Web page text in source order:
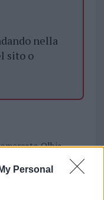
Personal
nella
sito o
Olbia
Fasolino